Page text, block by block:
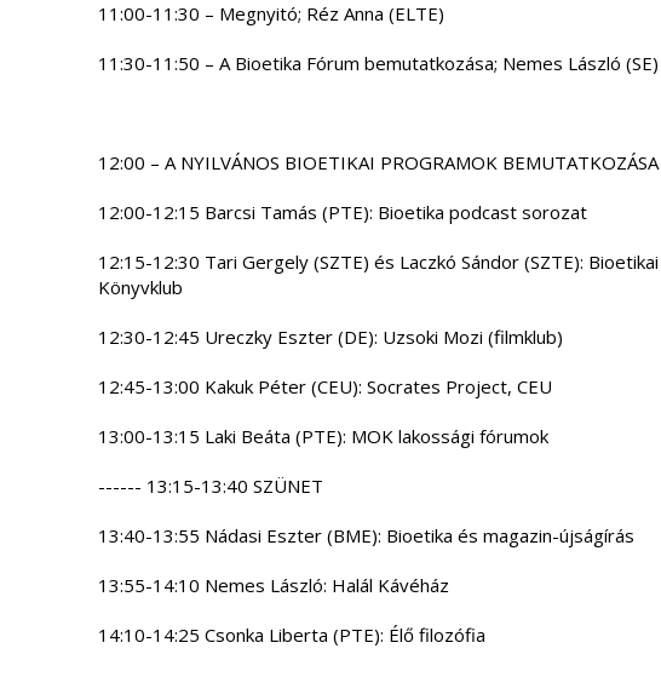
11:00-11:30 – Megnyitó; Réz Anna (ELTE)
11:30-11:50 – A Bioetika Fórum bemutatkozása; Nemes László (SE)
12:00 – A NYILVÁNOS BIOETIKAI PROGRAMOK BEMUTATKOZÁSA
12:00-12:15 Barcsi Tamás (PTE): Bioetika podcast sorozat
12:15-12:30 Tari Gergely (SZTE) és Laczkó Sándor (SZTE):
Könyvklub
12:30-12:45 Ureczky Eszter (DE): Uzsoki Mozi (filmklub)
12:45-13:00 Kakuk Péter (CEU): Socrates Project, CEU
13:00-13:15 Laki Beáta (PTE): MOK lakossági fórumok
------ 13:15-13:40 SZÜNET
13:40-13:55 Nádasi Eszter (BME): Bioetika és magazin-újságírás
13:55-14:10 Nemes László: Halál Kávéház
14:10-14:25 Csonka Liberta (PTE): Élő filozófia